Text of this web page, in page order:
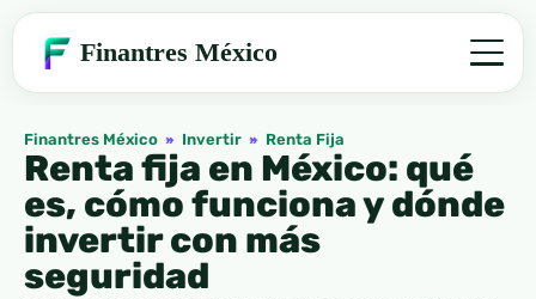
Finantres México
Finantres México » Invertir » Renta Fija
Renta fija en México: qué
es, cómo funciona y dónde
invertir con más
seguridad